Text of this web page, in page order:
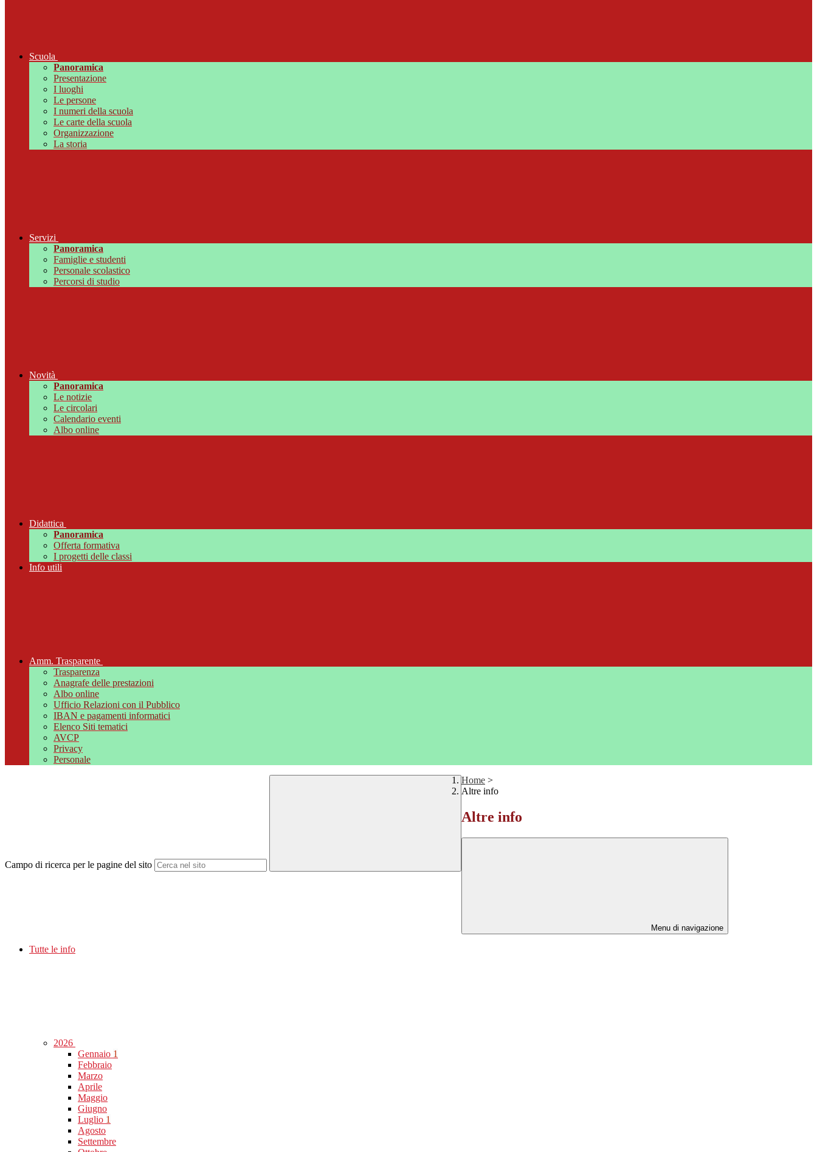
Scuola
Panoramica
Presentazione
I luoghi
Le persone
I numeri della scuola
Le carte della scuola
Organizzazione
La storia
Servizi
Panoramica
Famiglie e studenti
Personale scolastico
Percorsi di studio
Novità
Panoramica
Le notizie
Le circolari
Calendario eventi
Albo online
Didattica
Panoramica
Offerta formativa
I progetti delle classi
Info utili
Amm. Trasparente
Trasparenza
Anagrafe delle prestazioni
Albo online
Ufficio Relazioni con il Pubblico
IBAN e pagamenti informatici
Elenco Siti tematici
AVCP
Privacy
Personale
Campo di ricerca per le pagine del sito
Home >
Altre info
Altre info
Menu di navigazione
Tutte le info
2026
Gennaio 1
Febbraio
Marzo
Aprile
Maggio
Giugno
Luglio 1
Agosto
Settembre